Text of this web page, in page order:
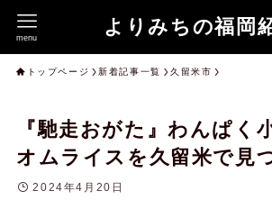
よりみちの福岡
menu
トップページ 新着記事一覧 久留米市
『馳走おがた』わんぱく
オムライスを久留米で見
2024年4月20日